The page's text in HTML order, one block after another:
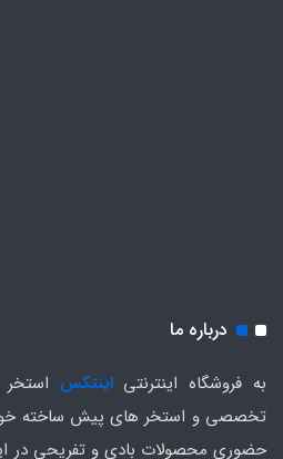
درباره ما
به فروشگاه اینترنتیاینتکس
تخصصی و استخر های پیش ساخته
حضوری محصولات بادی و تفریحی در